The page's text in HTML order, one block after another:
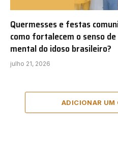
Quermesses e festas
como fortalecem o senso
mental do idoso brasileiro?
julho 21, 2026
ADICIONAR UM